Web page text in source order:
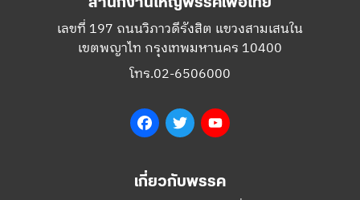
สำนักงานใหญ่พรรคเพื่อไทย
เลขที่ 197 ถนนวิภาวดีรังสิต แขวงสามเสนใน
เขตพญาไท กรุงเทพมหานคร 10400
โทร.02-6506000
FacebookTwitter
เกี่ยวกับพรรค